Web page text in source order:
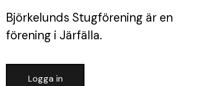
Björkelunds Stugförening är en
förening i Järfälla.
Logga in